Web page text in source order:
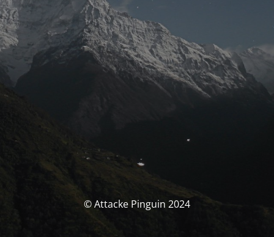
© Attacke Pinguin 2024